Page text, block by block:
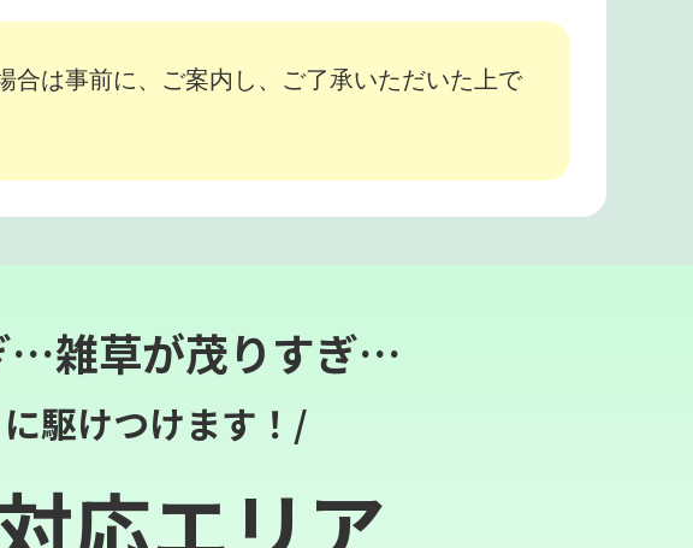
合は事前に、ご案内し、ご了承いただいた上で
…雑草が茂りすぎ…
駆けつけます！/
応エリア